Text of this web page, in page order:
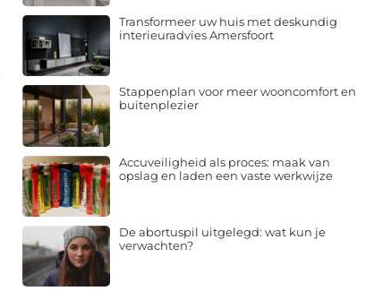
Transformeer uw huis met deskundig
interieuradvies Amersfoort
Stappenplan voor meer wooncomfort en
buitenplezier
Accuveiligheid als proces: maak van
opslag en laden een vaste werkwijze
De abortuspil uitgelegd: wat kun je
verwachten?